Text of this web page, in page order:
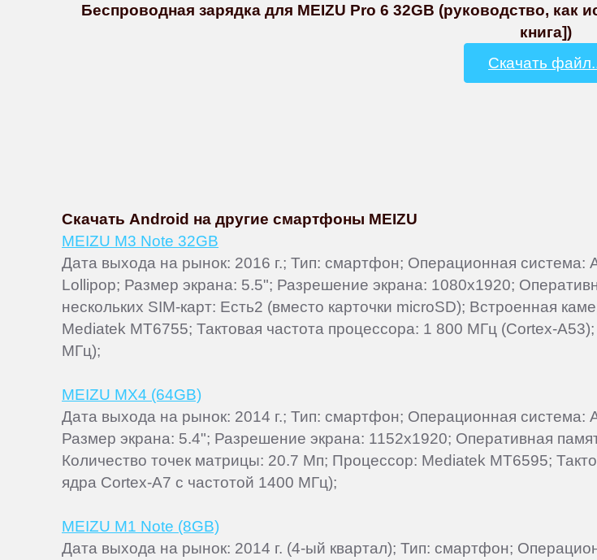
Беспроводная зарядка для MEIZU Pro 6 32GB (руководство, как
книга])
Скачать
Скачать Android на другие смартфоны MEIZU
MEIZU M3 Note 32GB
Дата выхода на рынок: 2016 г.; Тип: смартфон; Операционная
Lollipop; Размер экрана: 5.5"; Разрешение экрана: 1080x1920;
нескольких SIM-карт: Есть2 (вместо карточки microSD); Встроенная
Mediatek MT6755; Тактовая частота процессора: 1 800 МГц (Cortex-
МГц);
MEIZU MX4 (64GB)
Дата выхода на рынок: 2014 г.; Тип: смартфон; Операционная
Размер экрана: 5.4"; Разрешение экрана: 1152x1920; Оперативная
Количество точек матрицы: 20.7 Мп; Процессор: Mediatek MT6595;
ядра Cortex-A7 с частотой 1400 МГц);
MEIZU M1 Note (8GB)
Дата выхода на рынок: 2014 г. (4-ый квартал); Тип: смартфон;